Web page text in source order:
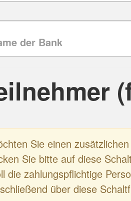
Sie einen
Sie bitte auf diese
die zahlungspflichtige
über diese